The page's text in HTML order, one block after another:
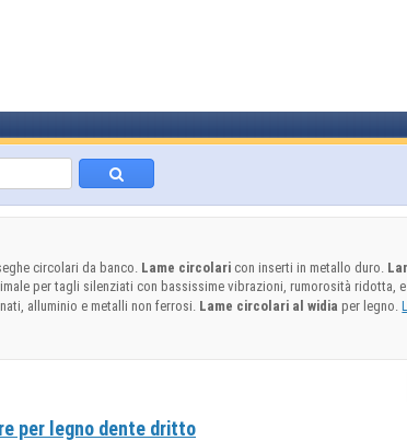
circolari da banco. Lame circolari con inserti in metallo duro.
per tagli silenziati con bassissime vibrazioni, rumorosità ridotta,
alluminio e metalli non ferrosi. Lame circolari al widia per legno.
per legno dente dritto